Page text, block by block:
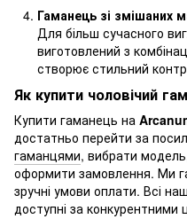
Гаманець зі змішаних
Для більш сучасного
виготовлений з
створює стильний
Як купити чоловічий
Купити гаманець на
достатньо перейти за
гаманцями, вибрати
оформити замовлення. Ми
зручні умови оплати. Всі
доступні за конкурентними